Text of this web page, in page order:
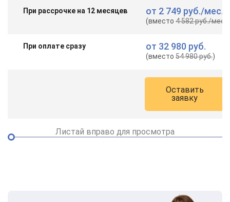
При рассрочке на 12 месяцев от 2 749 руб./мес.
(вместо4 582 руб./мес.
При оплате сразу от 32 980 руб.
(вместо54 980 руб.)
Оставить
заявку
Листай вправо для просмотра